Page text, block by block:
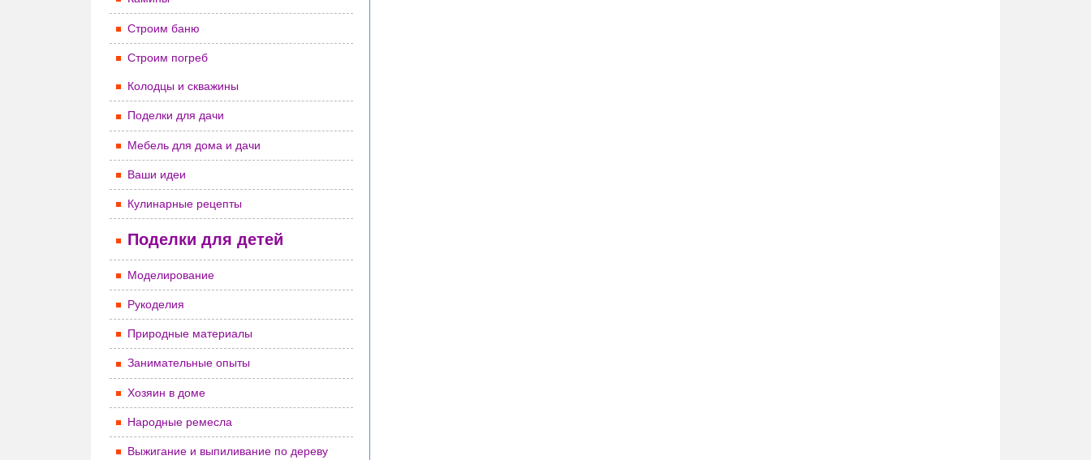
Строим баню
Строим погреб
Колодцы и скважины
Поделки для дачи
Мебель для дома и дачи
Ваши идеи
Кулинарные рецепты
Поделки для детей
Моделирование
Рукоделия
Природные материалы
Занимательные опыты
Хозяин в доме
Народные ремесла
Выжигание и выпиливание по дереву